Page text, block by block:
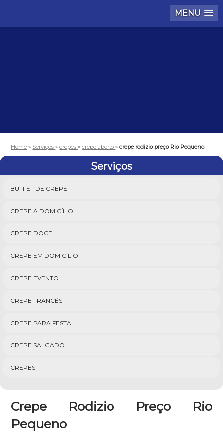
MENU
Home » Serviços»crepes»crepe aberto»crepe rodizio preço Rio Pequeno
Serviços
BUFFET DE CREPE
CREPE A DOMICÍLIO
CREPE DOCE
CREPE EM DOMICÍLIO
CREPE EVENTO
CREPE FRANCÊS
CREPE PARA FESTA
CREPE SALGADO
CREPES
Crepe Rodizio Preço Rio
Pequeno